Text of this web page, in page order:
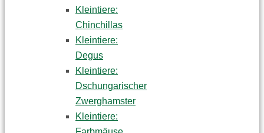
Kleintiere:
Chinchillas
Kleintiere:
Degus
Kleintiere:
Dschungarischer
Zwerghamster
Kleintiere: